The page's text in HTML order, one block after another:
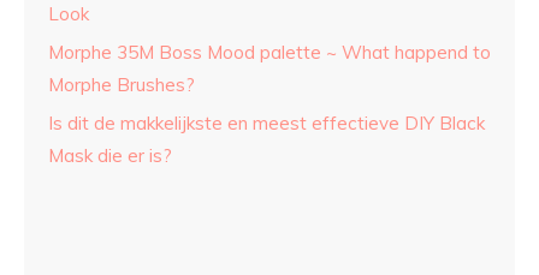
Look
Morphe 35M Boss Mood palette ~ What happend to
Morphe Brushes?
Is dit de makkelijkste en meest effectieve DIY Black
Mask die er is?